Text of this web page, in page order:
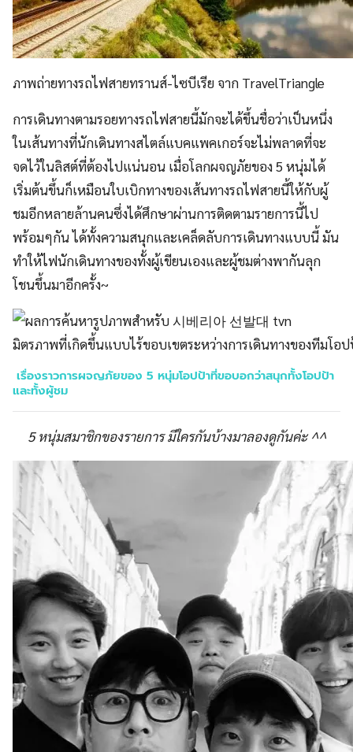
ภาพถ่ายทางรถไฟสายทรานส์-ไซบีเรีย จาก TravelTriangle
การเดินทางตามรอยทางรถไฟสายนี้มักจะได้ขึ้นชื่อว่าเป็นหนึ่ง
ในเส้นทางที่นักเดินทางสไตล์แบคแพคเกอร์จะไม่พลาดที่จะ
จดไว้ในลิสต์ที่ต้องไปแน่นอน เมื่อโลกผจญภัยของ 5 หนุ่มได้
เริ่มต้นขึ้นก็เหมือนใบเบิกทางของเส้นทางรถไฟสายนี้ให้กับผู้
ชมอีกหลายล้านคนซึ่งได้ศึกษาผ่านการติดตามรายการนี้ไป
พร้อมๆกัน ได้ทั้งความสนุกและเคล็ดลับการเดินทางแบบนี้ มัน
ทำให้ไฟนักเดินทางของทั้งผู้เขียนเองและผู้ชมต่างพากันลุก
โชนขึ้นมาอีกครั้ง~
มิตรภาพที่เกิดขึ้นแบบไร้ขอบเขตระหว่างการเดินทางของทีมโอ
เรื่องราวการผจญภัยของ 5 หนุ่มโอปป้าที่ขอบอกว่าสนุกทั้งโอปป้า
และทั้งผู้ชม
5 หนุ่มสมาชิกของรายการ มีใครกันบ้างมาลองดูกันค่ะ ^^